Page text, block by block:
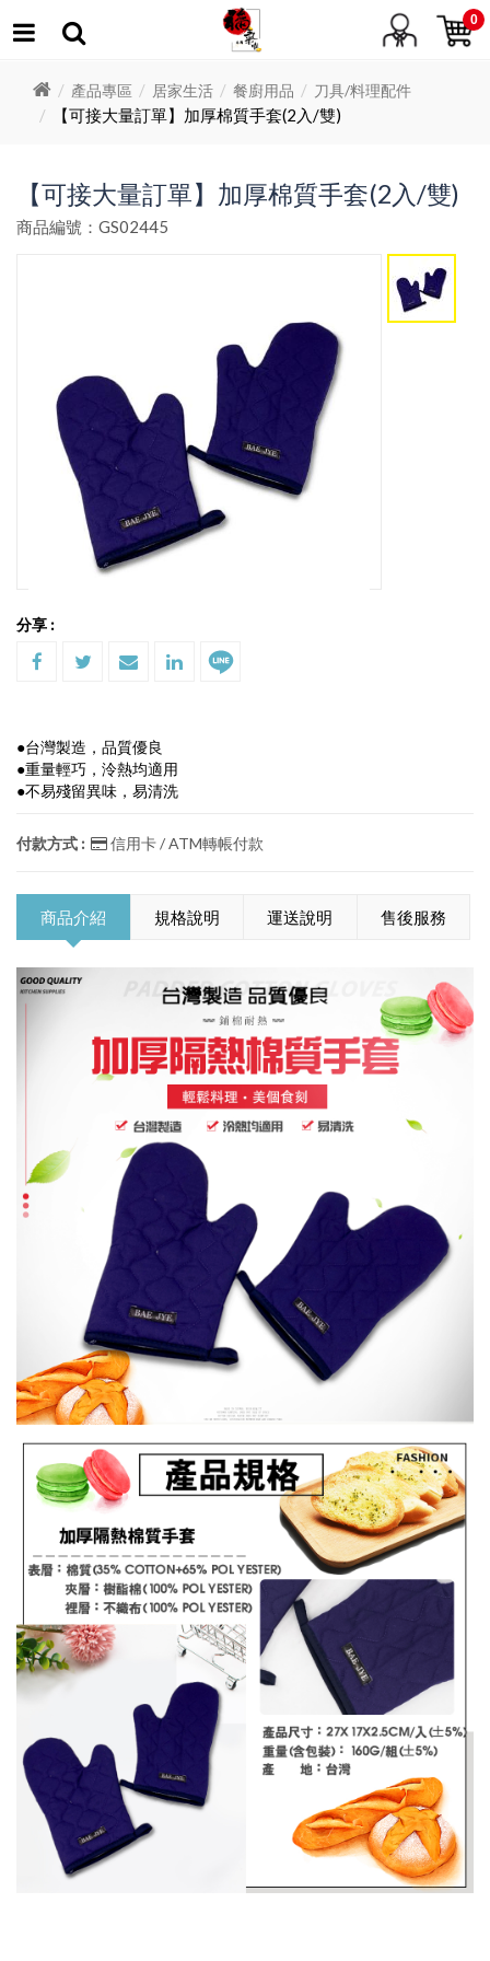
0
產品專區 居家生活 餐廚用品 刀具/料理配件
【可接大量訂單】加厚棉質手套(2入/雙)
【可接大量訂單】加厚棉質手套(2入/雙)
商品編號：GS02445
分享 :
●台灣製造，品質優良
●重量輕巧，泠熱均適用
●不易殘留異味，易清洗
付款方式 : 信用卡 / ATM轉帳付款
商品介紹 規格說明 運送說明 售後服務